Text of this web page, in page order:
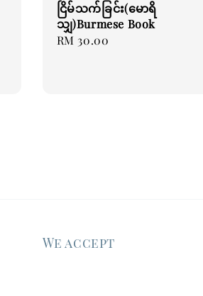
ငြိမ်သက်ခြင်း(မောရိ
သျှ)Burmese Book
Regular
RM 30.00
We accept